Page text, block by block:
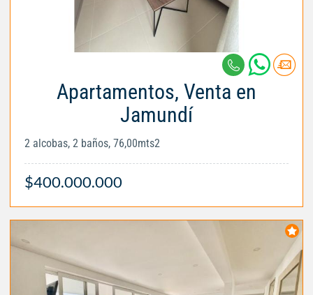
Apartamentos, Venta en
Jamundí
2 alcobas, 2 baños, 76,00mts2
$400.000.000